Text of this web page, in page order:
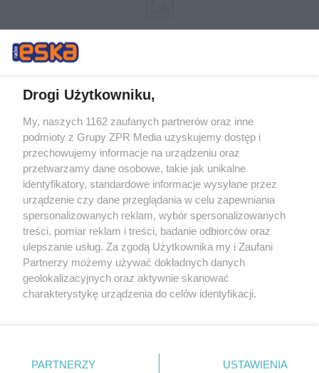
Żaden utwór zamieszczony w serwisie nie może być powielany i
rozpowszechniany lub dalej rozpowszechniany w jakikolwiek sposób (w
tym także elektroniczny lub mechaniczny) na jakimkolwiek polu
eksploatacji w jakiejkolwiek formie, włącznie z umieszczaniem w
Internecie bez pisemnej zgody właściciela praw. Jakiekolwiek użycie lub
wykorzystanie utworów w całości lub w części z naruszeniem prawa,
tzn. bez właściwej zgody, jest zabronione pod groźbą kary i może być
ścigane prawnie.
Drogi Użytkowniku,
My, naszych 1162 zaufanych partnerów oraz inne
podmioty z Grupy ZPR Media uzyskujemy dostęp i
przechowujemy informacje na urządzeniu oraz
przetwarzamy dane osobowe, takie jak unikalne
identyfikatory, standardowe informacje wysyłane przez
urządzenie czy dane przeglądania w celu zapewniania
spersonalizowanych reklam, wybór spersonalizowanych
treści, pomiar reklam i treści, badanie odbiorców oraz
ulepszanie usług. Za zgodą Użytkownika my i Zaufani
Partnerzy możemy używać dokładnych danych
geolokalizacyjnych oraz aktywnie skanować
charakterystykę urządzenia do celów identyfikacji.
zmienić/wycofać klikając przycisk ustawień prywatności
PARTNERZY USTAWIENIA